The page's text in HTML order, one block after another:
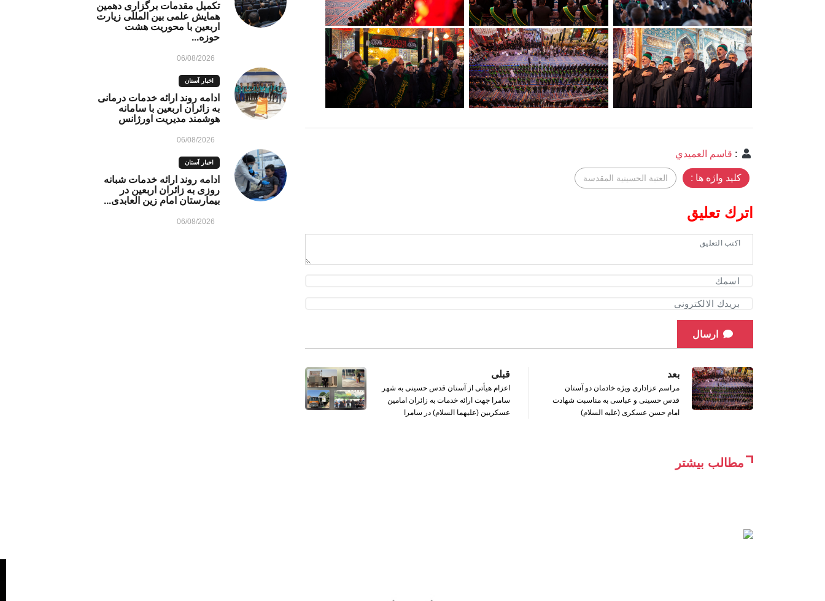
: قاسم العميدي
کلید واژه ها : العتبة الحسينية المقدسة
اترك تعليق
ارسال
قبلی
اعزام هیأتی از آستان قدس حسینی به شهر
سامرا جهت ارائه خدمات به زائران امامین
عسکریین (علیهما السلام) در سامرا
بعد
مراسم عزاداری ویژه خادمان دو آستان
قدس حسینی و عباسی به مناسبت شهادت
امام حسن عسکری (علیه السلام)
مطالب بیشتر
تکمیل مقدمات برگزاری دهمین
همایش علمی بین المللی زیارت
اربعین با محوریت هشت
حوزه...
06/08/2026
اخبار آستان
ادامه روند ارائه خدمات درمانی
به زائران اربعین با سامانه
هوشمند مدیریت اورژانس
06/08/2026
اخبار آستان
ادامه روند ارائه خدمات شبانه
روزی به زائران اربعین در
بیمارستان امام زین العابدی...
06/08/2026